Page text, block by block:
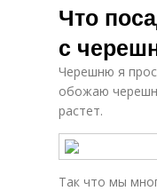
Что
с
Черешню я
обожаю
растет.
Так что мы